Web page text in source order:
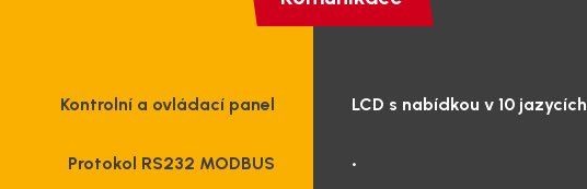
Kontrolní a ovládací panel LCD s nabídkou v 10 jazycích
Protokol RS232 MODBUS •